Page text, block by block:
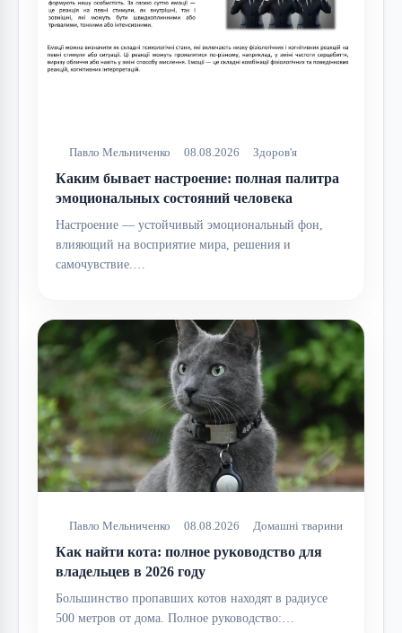
Павло Мельниченко 08.08.2026 Здоров'я
Каким бывает настроение: полная палитра
эмоциональных состояний человека
Настроение — устойчивый эмоциональный фон,
влияющий на восприятие мира, решения и
самочувствие.…
Павло Мельниченко 08.08.2026 Домашні тварини
Как найти кота: полное руководство для
владельцев в 2026 году
Большинство пропавших котов находят в радиусе
500 метров от дома. Полное руководство:…